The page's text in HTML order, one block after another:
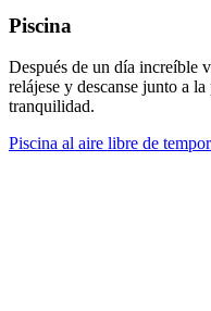
Piscina
Después de un día increíble
relájese y descanse junto a
tranquilidad.
Piscina al aire libre de